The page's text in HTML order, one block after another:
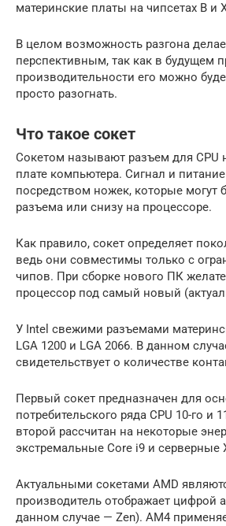
материнские платы на чипсетах B и
В целом возможность разгона
перспективным, так как в будущем
производительности его можно
просто разогнать.
Что такое сокет
Сокетом называют разъем для CPU
плате компьютера. Сигнал и питание
посредством ножек, которые могут
разъема или снизу на процессоре.
Как правило, сокет определяет
ведь они совместимы только с
чипов. При сборке нового ПК
процессор под самый новый
У Intel свежими разъемами
LGA 1200 и LGA 2066. В данном
свидетельствует о количестве
Первый сокет предназначен для
потребительского ряда CPU 10-го и
второй рассчитан на некоторые
экстремальные Core i9 и серверные
Актуальными сокетами AMD
производитель отображает цифрой
данном случае — Zen). AM4